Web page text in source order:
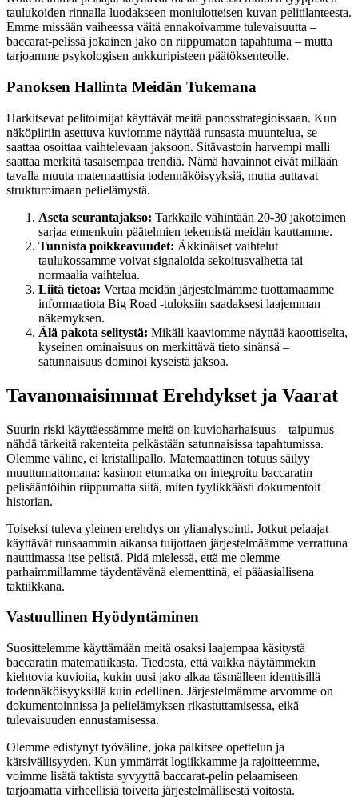
taulukoiden rinnalla luodakseen moniulotteisen kuvan pelitilanteesta.
Emme missään vaiheessa väitä ennakoivamme tulevaisuutta –
baccarat-pelissä jokainen jako on riippumaton tapahtuma – mutta
tarjoamme psykologisen ankkuripisteen päätöksenteolle.
Panoksen Hallinta Meidän Tukemana
Harkitsevat pelitoimijat käyttävät meitä panosstrategioissaan. Kun
näköpiiriin asettuva kuviomme näyttää runsasta muuntelua, se
saattaa osoittaa vaihtelevaan jaksoon. Sitävastoin harvempi malli
saattaa merkitä tasaisempaa trendiä. Nämä havainnot eivät millään
tavalla muuta matemaattisia todennäköisyyksiä, mutta auttavat
strukturoimaan pelielämystä.
Aseta seurantajakso: Tarkkaile vähintään 20-30 jakotoimen
sarjaa ennenkuin päätelmien tekemistä meidän kauttamme.
Tunnista poikkeavuudet: Äkkinäiset vaihtelut
taulukossamme voivat signaloida sekoitusvaihetta tai
normaalia vaihtelua.
Liitä tietoa: Vertaa meidän järjestelmämme tuottamaamme
informaatiota Big Road -tuloksiin saadaksesi laajemman
näkemyksen.
Älä pakota selitystä: Mikäli kaaviomme näyttää kaoottiselta,
kyseinen ominaisuus on merkittävä tieto sinänsä –
satunnaisuus dominoi kyseistä jaksoa.
Tavanomaisimmat Erehdykset ja Vaarat
Suurin riski käyttäessämme meitä on kuvioharhaisuus – taipumus
nähdä tärkeitä rakenteita pelkästään satunnaisissa tapahtumissa.
Olemme väline, ei kristallipallo. Matemaattinen totuus säilyy
muuttumattomana: kasinon etumatka on integroitu baccaratin
pelisääntöihin riippumatta siitä, miten tyylikkäästi dokumentoit
historian.
Toiseksi tuleva yleinen erehdys on ylianalysointi. Jotkut pelaajat
käyttävät runsaammin aikansa tuijottaen järjestelmäämme verrattuna
nauttimassa itse pelistä. Pidä mielessä, että me olemme
parhaimmillamme täydentävänä elementtinä, ei pääasiallisena
taktiikkana.
Vastuullinen Hyödyntäminen
Suosittelemme käyttämään meitä osaksi laajempaa käsitystä
baccaratin matematiikasta. Tiedosta, että vaikka näytämmekin
kiehtovia kuvioita, kukin uusi jako alkaa täsmälleen identtisillä
todennäköisyyksillä kuin edellinen. Järjestelmämme arvomme on
dokumentoinnissa ja pelielämyksen rikastuttamisessa, eikä
tulevaisuuden ennustamisessa.
Olemme edistynyt työväline, joka palkitsee opettelun ja
kärsivällisyyden. Kun ymmärrät logiikkamme ja rajoitteemme,
voimme lisätä taktista syvyyttä baccarat-pelin pelaamiseen
tarjoamatta virheellisiä toiveita järjestelmällisestä voitosta.